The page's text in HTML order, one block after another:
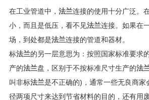
在工业管道中， 法兰连接的使用十分广泛。
小，而且是低压，看不见法兰连接。如果在
场，到处都是法兰连接的管道和器材。
标法兰的另一层意思为：按照国家标准要求
产的法兰盘，区别于不按标准尺寸生产的法
叫非标法兰是不正确的)，通常一些无良商家
径两项尺寸来达到节省材料的目的，还有用